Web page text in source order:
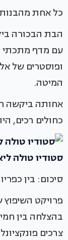
כל אחת
הבת הבכורה
עם מדף מתכתי
ופוסטרים של
המיטה.
אחותה ביקשה
כחולים רכים,
סטודיו טולה
סיכום: בין
פרויקט השיפוץ
בהצלחה בין
צרכים